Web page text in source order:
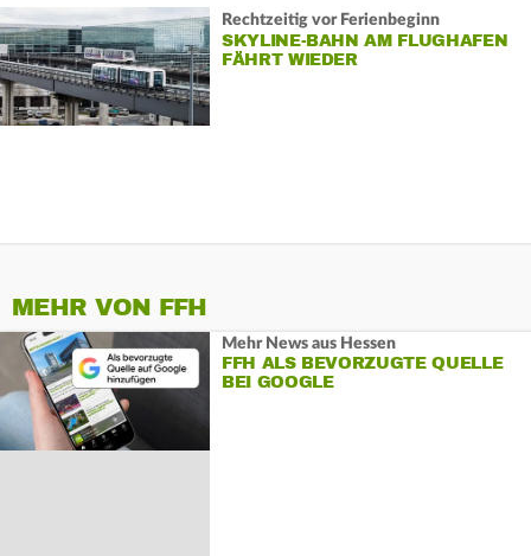
Rechtzeitig vor Ferienbeginn
SKYLINE-BAHN AM FLUGHAFEN
FÄHRT WIEDER
MEHR VON FFH
Mehr News aus Hessen
FFH ALS BEVORZUGTE QUELLE
BEI GOOGLE